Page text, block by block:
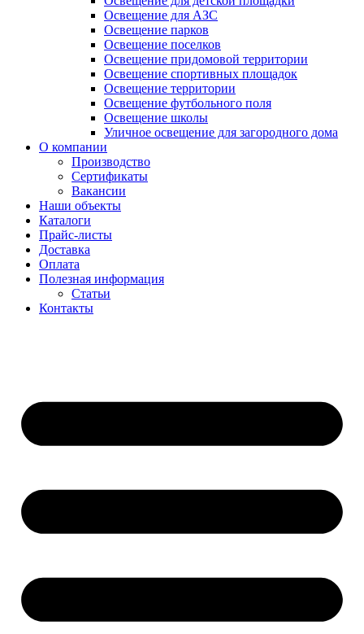
Освещение для АЗС
Освещение парков
Освещение поселков
Освещение придомовой территории
Освещение спортивных площадок
Освещение территории
Освещение футбольного поля
Освещение школы
Уличное освещение для загородного дома
О компании
Производство
Сертификаты
Вакансии
Наши объекты
Каталоги
Прайс-листы
Доставка
Оплата
Полезная информация
Статьи
Контакты